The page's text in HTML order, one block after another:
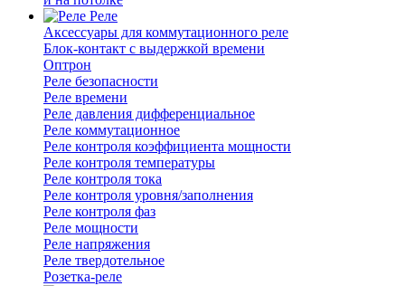
Реле
Аксессуары для коммутационного реле
Блок-контакт с выдержкой времени
Оптрон
Реле безопасности
Реле времени
Реле давления дифференциальное
Реле коммутационное
Реле контроля коэффициента мощности
Реле контроля температуры
Реле контроля тока
Реле контроля уровня/заполнения
Реле контроля фаз
Реле мощности
Реле напряжения
Реле твердотельное
Розетка-реле